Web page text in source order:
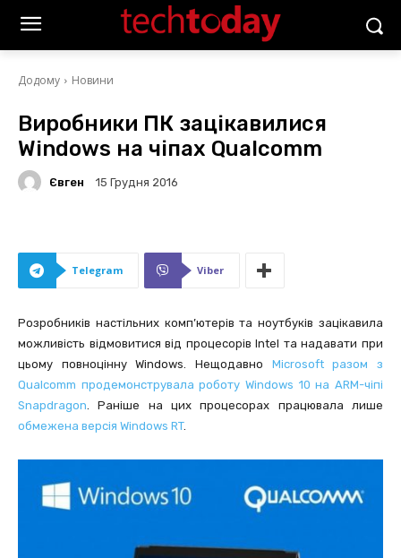
Додому Новини
Виробники ПК зацікавилися
Windows на чіпах Qualcomm
Євген 15 Грудня 2016
Telegram Viber
Розробників настільних комп’ютерів та ноутбуків зацікавила
можливість відмовитися від процесорів Intel та надавати при
цьому повноцінну Windows. Нещодавно Microsoft разом з
Qualcomm продемонструвала роботу Windows 10 на ARM-чіпі
Snapdragon. Раніше на цих процесорах працювала лише
обмежена версія Windows RT.